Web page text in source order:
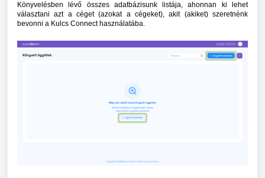
Könyvelésben lévő összes adatbázisunk listája, ahonnan ki lehet
választani azt a céget (azokat a cégeket), akit (akiket) szeretnénk
bevonni a Kulcs Connect használatába.